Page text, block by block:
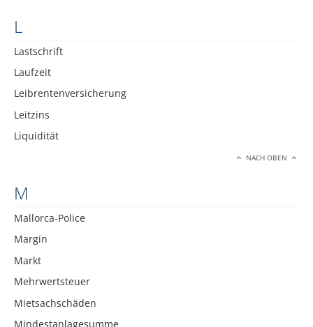
L
Lastschrift
Laufzeit
Leibrentenversicherung
Leitzins
Liquidität
NACH OBEN
M
Mallorca-Police
Margin
Markt
Mehrwertsteuer
Mietsachschäden
Mindestanlagesumme